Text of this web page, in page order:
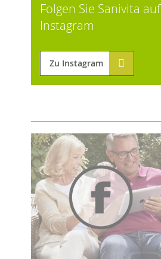
Folgen Sie Sanivita auf
Instagram
Zu Instagram